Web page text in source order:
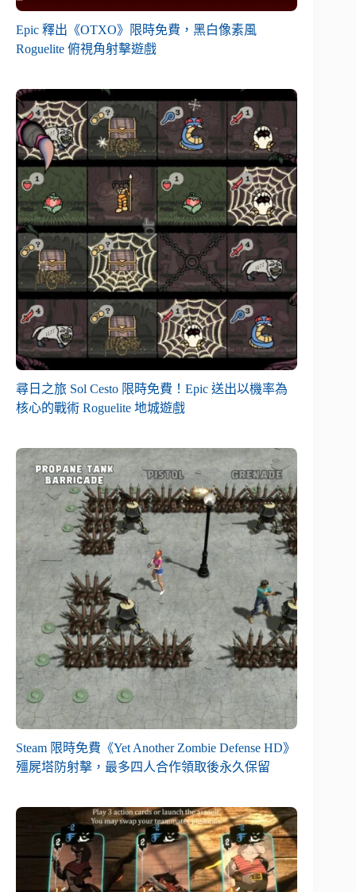
Epic 釋出《OTXO》限時免費，黑白像素風
Roguelite 俯視角射擊遊戲
尋日之旅 Sol Cesto 限時免費！Epic 送出以機率為
核心的戰術 Roguelite 地城遊戲
Steam 限時免費《Yet Another Zombie Defense HD》
殭屍塔防射擊，最多四人合作領取後永久保留